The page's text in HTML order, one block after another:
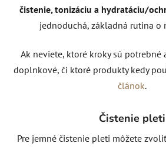
čistenie, tonizáciu a hydratáciu/
jednoduchá, základná rutina o
Ak neviete, ktoré kroky sú potrebné
doplnkové, či ktoré produkty kedy
článok.
Čistenie pleti
Pre jemné čistenie pleti môžete